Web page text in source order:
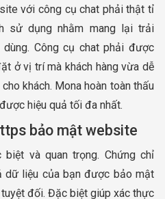
với công cụ chat phải thật tỉ
sử dụng nhằm mang lại trải
Công cụ chat phải được
ở vị trí mà khách hàng vừa dễ
khách. Mona hoàn toàn thấu
hiệu quả tối đa nhất.
bảo mật website
và quan trọng. Chứng chỉ
dữ liệu của bạn được bảo mật
đối. Đặc biệt giúp xác thực